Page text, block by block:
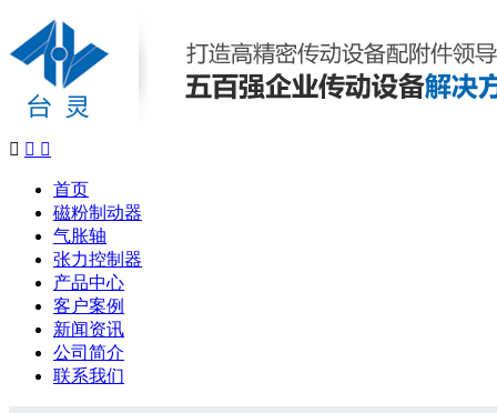
  
首页
磁粉制动器
气胀轴
张力控制器
产品中心
客户案例
新闻资讯
公司简介
联系我们